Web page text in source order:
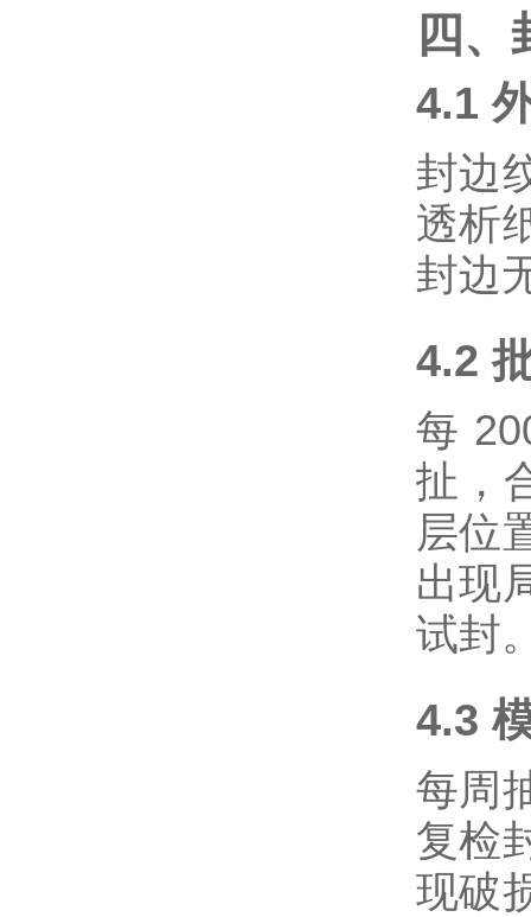
四
4.1
封边
透析
封边
4.2
每
扯，
层位
出现
试封
4.3
每周
复检
现破